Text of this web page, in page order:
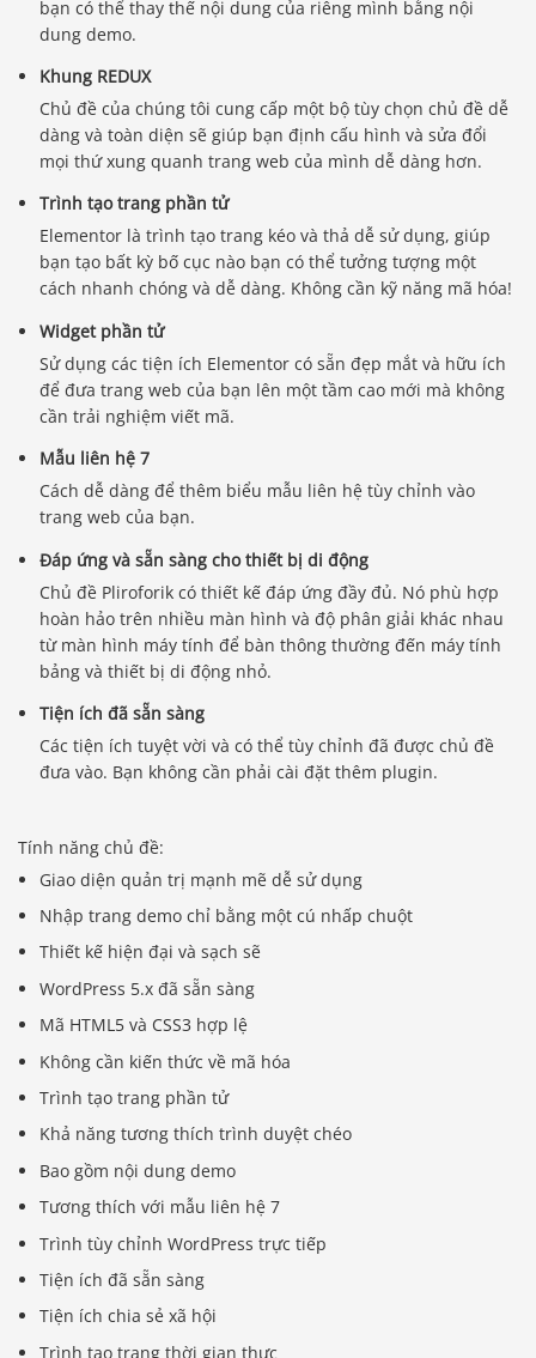
bạn có thể thay thế nội dung của riêng mình bằng nội
dung demo.
Khung REDUX
Chủ đề của chúng tôi cung cấp một bộ tùy chọn chủ đề dễ
dàng và toàn diện sẽ giúp bạn định cấu hình và sửa đổi
mọi thứ xung quanh trang web của mình dễ dàng hơn.
Trình tạo trang phần tử
Elementor là trình tạo trang kéo và thả dễ sử dụng, giúp
bạn tạo bất kỳ bố cục nào bạn có thể tưởng tượng một
cách nhanh chóng và dễ dàng. Không cần kỹ năng mã hóa!
Widget phần tử
Sử dụng các tiện ích Elementor có sẵn đẹp mắt và hữu ích
để đưa trang web của bạn lên một tầm cao mới mà không
cần trải nghiệm viết mã.
Mẫu liên hệ 7
Cách dễ dàng để thêm biểu mẫu liên hệ tùy chỉnh vào
trang web của bạn.
Đáp ứng và sẵn sàng cho thiết bị di động
Chủ đề Pliroforik có thiết kế đáp ứng đầy đủ. Nó phù hợp
hoàn hảo trên nhiều màn hình và độ phân giải khác nhau
từ màn hình máy tính để bàn thông thường đến máy tính
bảng và thiết bị di động nhỏ.
Tiện ích đã sẵn sàng
Các tiện ích tuyệt vời và có thể tùy chỉnh đã được chủ đề
đưa vào. Bạn không cần phải cài đặt thêm plugin.
Tính năng chủ đề:
Giao diện quản trị mạnh mẽ dễ sử dụng
Nhập trang demo chỉ bằng một cú nhấp chuột
Thiết kế hiện đại và sạch sẽ
WordPress 5.x đã sẵn sàng
Mã HTML5 và CSS3 hợp lệ
Không cần kiến ​​thức về mã hóa
Trình tạo trang phần tử
Khả năng tương thích trình duyệt chéo
Bao gồm nội dung demo
Tương thích với mẫu liên hệ 7
Trình tùy chỉnh WordPress trực tiếp
Tiện ích đã sẵn sàng
Tiện ích chia sẻ xã hội
Trình tạo trang thời gian thực